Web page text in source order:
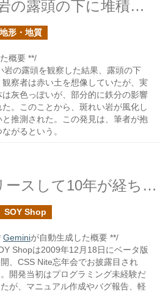
風化した斑れい岩の露頭の下に堆積した土の色は何色か？
地形・地質
概要 **/
岩の露頭を観察した結果、露頭の下
察者は赤い土を想像していたが、実
灰色っぽいが、部分的に鉄分の影響
。このことから、斑れい岩が風化し
推測された。この発見は、筆者が抱
がるという。
SOY Shopをリリースして10年が経ちました
SOY Shop
Geminiが自動生成した概要 **/
Shopは2009年12月18日にベータ版
、CSS Nite忘年会でお披露目され
開発当初はプログラミング未経験だ
たが、マニュアル作成やバグ報告、軽